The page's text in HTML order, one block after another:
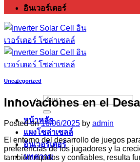
อินเวอร์เตอร์
ค้นหา:
หน้าหลัก
แผงโซล่าเซลล์
อินเวอร์เตอร์
บทความ
Uncategorized
Innovaciones en el
Posted on16/06/2025 by admin
El entorno del desarrollo de juegos
preferencias de los jugadores y la
también rápidos y confiables, resulta